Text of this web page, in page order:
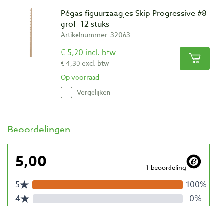
Pégas figuurzaagjes Skip Progressive #8
grof, 12 stuks
Artikelnummer: 32063
€ 5,20 incl. btw
€ 4,30 excl. btw
Op voorraad
Vergelijken
Beoordelingen